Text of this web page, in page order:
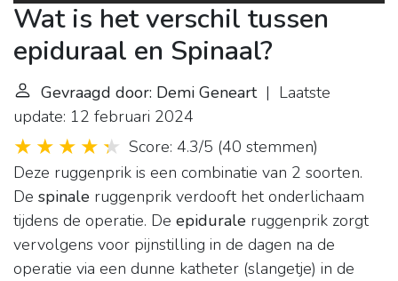
Wat is het verschil tussen
epiduraal en Spinaal?
Gevraagd door: Demi Geneart| Laatste
update: 12 februari 2024
Score: 4.3/5 (40 stemmen)
Deze ruggenprik is een combinatie van 2 soorten.
De spinale ruggenprik verdooft het onderlichaam
tijdens de operatie. De epidurale ruggenprik zorgt
vervolgens voor pijnstilling in de dagen na de
operatie via een dunne katheter (slangetje) in de